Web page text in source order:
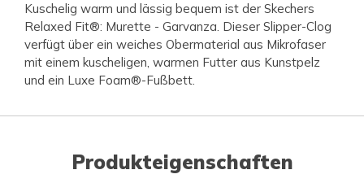
Kuschelig warm und lässig bequem ist der Skechers
Relaxed Fit®: Murette - Garvanza. Dieser Slipper-Clog
verfügt über ein weiches Obermaterial aus Mikrofaser
mit einem kuscheligen, warmen Futter aus Kunstpelz
und ein Luxe Foam®-Fußbett.
Produkteigenschaften